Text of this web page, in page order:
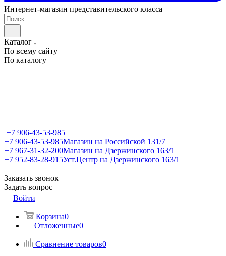
Интернет-магазин представительского класса
Каталог
По всему сайту
По каталогу
+7 906-43-53-985
+7 906-43-53-985Магазин на Российской 131/7
+7 967-31-32-200Магазин на Дзержинского 163/1
+7 952-83-28-915Уст.Центр на Дзержинского 163/1
Заказать звонок
Задать вопрос
Войти
Корзина0
Отложенные0
Сравнение товаров0